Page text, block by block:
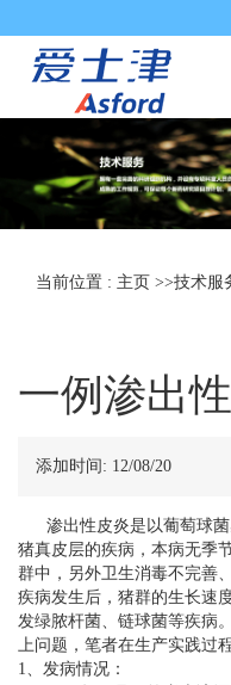
当前位置 : 主页 >>技术服
一例渗出
添加时间: 12/08/20
渗出性皮炎是以葡萄球菌
猪真皮层的疾病，本病无季
群中，另外卫生消毒不完善
疾病发生后，猪群的生长速
发绿脓杆菌、链球菌等疾病
上问题，笔者在生产实践过
1、发病情况：